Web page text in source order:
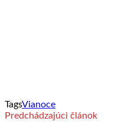
TagsVianoce
Predchádzajúci článok